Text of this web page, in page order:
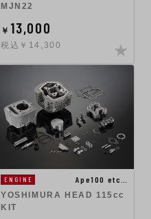
MJN22
￥ 13,000
税込￥14,300
ENGINE
Ape100 etc…
YOSHIMURA HEAD 115cc
KIT